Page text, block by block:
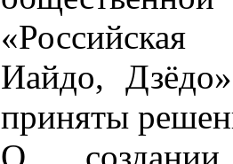
Иайдо,
приняты
О создании